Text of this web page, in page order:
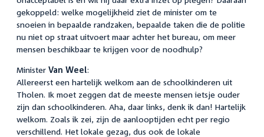
gekoppeld: welke mogelijkheid ziet de minister om te
snoeien in bepaalde randzaken, bepaalde taken die de politie
nu niet op straat uitvoert maar achter het bureau, om meer
mensen beschikbaar te krijgen voor de noodhulp?
Minister Van Weel:
Allereerst een hartelijk welkom aan de schoolkinderen uit
Tholen. Ik moet zeggen dat de meeste mensen ietsje ouder
zijn dan schoolkinderen. Aha, daar links, denk ik dan! Hartelijk
welkom. Zoals ik zei, zijn de aanlooptijden echt per regio
verschillend. Het lokale gezag, dus ook de lokale